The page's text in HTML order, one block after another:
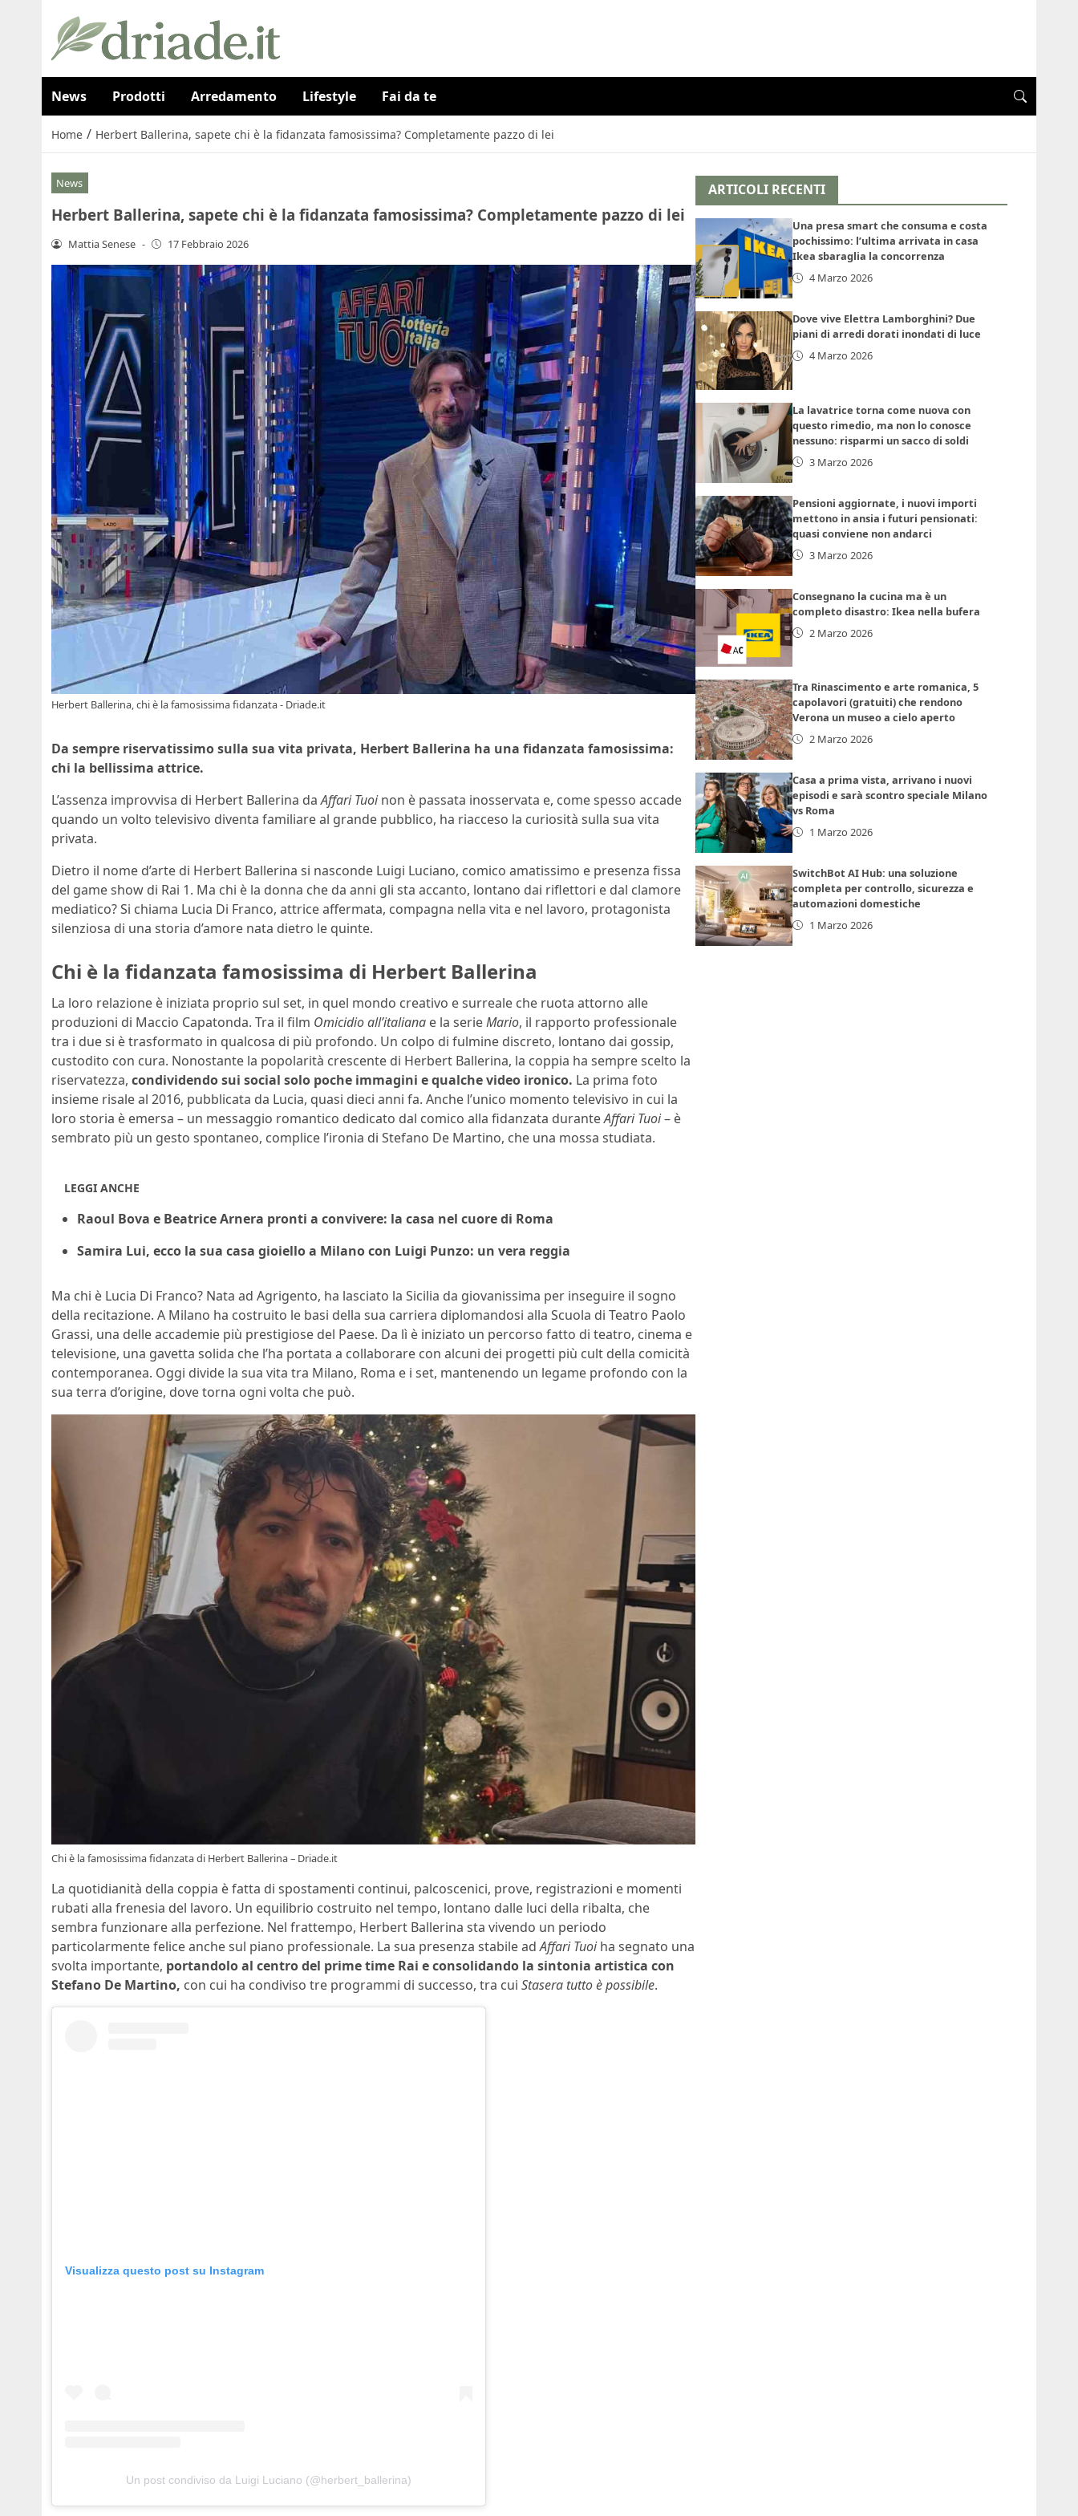
News Prodotti Arredamento Lifestyle Fai da te
Home / Herbert Ballerina, sapete chi è la fidanzata famosissima? Completamente pazzo di lei
News
Herbert Ballerina, sapete chi è la fidanzata famosissima? Completamente pazzo di lei
Mattia Senese - 17 Febbraio 2026
Herbert Ballerina, chi è la famosissima fidanzata - Driade.it
Da sempre riservatissimo sulla sua vita privata, Herbert Ballerina ha una fidanzata famosissima:
chi la bellissima attrice.
L’assenza improvvisa di Herbert Ballerina daAffari Tuoinon è passata inosservata e, come spesso accade
quando un volto televisivo diventa familiare al grande pubblico, ha riacceso la curiosità sulla sua vita
privata.
Dietro il nome d’arte di Herbert Ballerina si nasconde Luigi Luciano, comico amatissimo e presenza fissa
del game show di Rai 1. Ma chi è la donna che da anni gli sta accanto, lontano dai riflettori e dal clamore
mediatico? Si chiama Lucia Di Franco, attrice affermata, compagna nella vita e nel lavoro, protagonista
silenziosa di una storia d’amore nata dietro le quinte.
Chi è la fidanzata famosissima di Herbert Ballerina
La loro relazione è iniziata proprio sul set, in quel mondo creativo e surreale che ruota attorno alle
produzioni di Maccio Capatonda. Tra il film Omicidio all’italiana e la serieMario, il rapporto professionale
tra i due si è trasformato in qualcosa di più profondo. Un colpo di fulmine discreto, lontano dai gossip,
custodito con cura. Nonostante la popolarità crescente di Herbert Ballerina, la coppia ha sempre scelto la
riservatezza, condividendo sui social solo poche immagini e qualche video ironico. La prima foto
insieme risale al 2016, pubblicata da Lucia, quasi dieci anni fa. Anche l’unico momento televisivo in cui la
loro storia è emersa – un messaggio romantico dedicato dal comico alla fidanzata duranteAffari Tuoi– è
sembrato più un gesto spontaneo, complice l’ironia di Stefano De Martino, che una mossa studiata.
LEGGI ANCHE
Raoul Bova e Beatrice Arnera pronti a convivere: la casa nel cuore di Roma
Samira Lui, ecco la sua casa gioiello a Milano con Luigi Punzo: un vera reggia
Ma chi è Lucia Di Franco? Nata ad Agrigento, ha lasciato la Sicilia da giovanissima per inseguire il sogno
della recitazione. A Milano ha costruito le basi della sua carriera diplomandosi alla Scuola di Teatro Paolo
Grassi, una delle accademie più prestigiose del Paese. Da lì è iniziato un percorso fatto di teatro, cinema e
televisione, una gavetta solida che l’ha portata a collaborare con alcuni dei progetti più cult della comicità
contemporanea. Oggi divide la sua vita tra Milano, Roma e i set, mantenendo un legame profondo con la
sua terra d’origine, dove torna ogni volta che può.
Chi è la famosissima fidanzata di Herbert Ballerina – Driade.it
La quotidianità della coppia è fatta di spostamenti continui, palcoscenici, prove, registrazioni e momenti
rubati alla frenesia del lavoro. Un equilibrio costruito nel tempo, lontano dalle luci della ribalta, che
sembra funzionare alla perfezione. Nel frattempo, Herbert Ballerina sta vivendo un periodo
particolarmente felice anche sul piano professionale. La sua presenza stabile adAffari Tuoiha segnato una
svolta importante, portandolo al centro del prime time Rai e consolidando la sintonia artistica con
Stefano De Martino, con cui ha condiviso tre programmi di successo, tra cui Stasera tutto è possibile.
Visualizza questo post su Instagram
Un post condiviso da Luigi Luciano (@herbert_ballerina)
ARTICOLI RECENTI
Una presa smart che consuma e costa
pochissimo: l’ultima arrivata in casa
Ikea sbaraglia la concorrenza
4 Marzo 2026
Dove vive Elettra Lamborghini? Due
piani di arredi dorati inondati di luce
4 Marzo 2026
La lavatrice torna come nuova con
questo rimedio, ma non lo conosce
nessuno: risparmi un sacco di soldi
3 Marzo 2026
Pensioni aggiornate, i nuovi importi
mettono in ansia i futuri pensionati:
quasi conviene non andarci
3 Marzo 2026
Consegnano la cucina ma è un
completo disastro: Ikea nella bufera
2 Marzo 2026
Tra Rinascimento e arte romanica, 5
capolavori (gratuiti) che rendono
Verona un museo a cielo aperto
2 Marzo 2026
Casa a prima vista, arrivano i nuovi
episodi e sarà scontro speciale Milano
vs Roma
1 Marzo 2026
SwitchBot AI Hub: una soluzione
completa per controllo, sicurezza e
automazioni domestiche
1 Marzo 2026